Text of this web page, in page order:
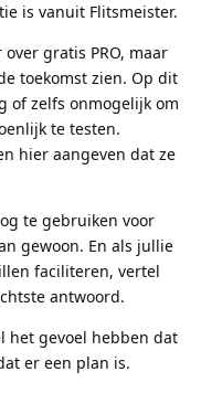
is vanuit Flitsmeister.
gratis PRO, maar
toekomst zien. Op dit
of zelfs onmogelijk om
te testen.
hier aangeven dat ze
te gebruiken voor
gewoon. En als jullie
faciliteren, vertel
antwoord.
het gevoel hebben dat
er een plan is.